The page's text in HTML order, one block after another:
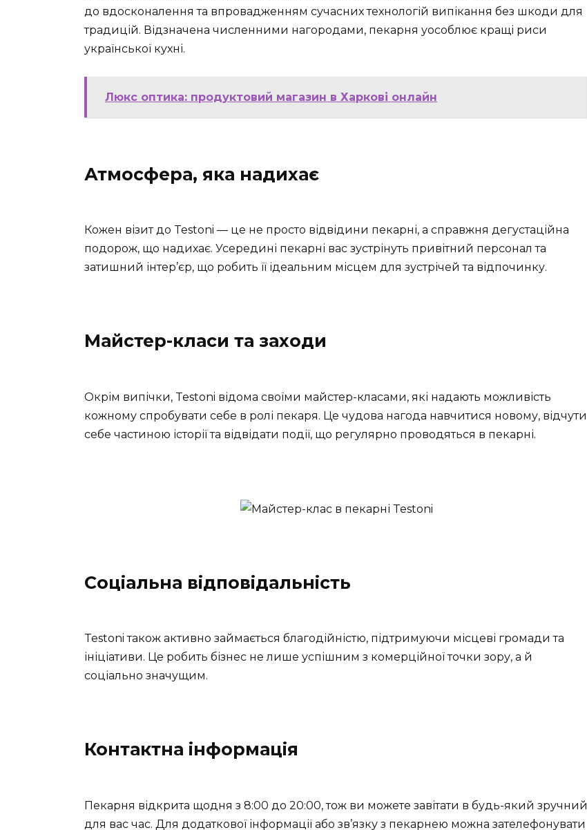
до вдосконалення та впровадженням сучасних технологій випікання без шкоди для
традицій. Відзначена численними нагородами, пекарня уособлює кращі риси
української кухні.
Люкс оптика: продуктовий магазин в Харкові онлайн
Атмосфера, яка надихає
Кожен візит до Testoni — це не просто відвідини пекарні, а справжня дегустаційна
подорож, що надихає. Усередині пекарні вас зустрінуть привітний персонал та
затишний інтер’єр, що робить її ідеальним місцем для зустрічей та відпочинку.
Майстер-класи та заходи
Окрім випічки, Testoni відома своїми майстер-класами, які надають можливість
кожному спробувати себе в ролі пекаря. Це чудова нагода навчитися новому, відчути
себе частиною історії та відвідати події, що регулярно проводяться в пекарні.
Соціальна відповідальність
Testoni також активно займається благодійністю, підтримуючи місцеві громади та
ініціативи. Це робить бізнес не лише успішним з комерційної точки зору, а й
соціально значущим.
Контактна інформація
Пекарня відкрита щодня з 8:00 до 20:00, тож ви можете завітати в будь-який зручний
для вас час. Для додаткової інформації або зв’язку з пекарнею можна зателефонувати